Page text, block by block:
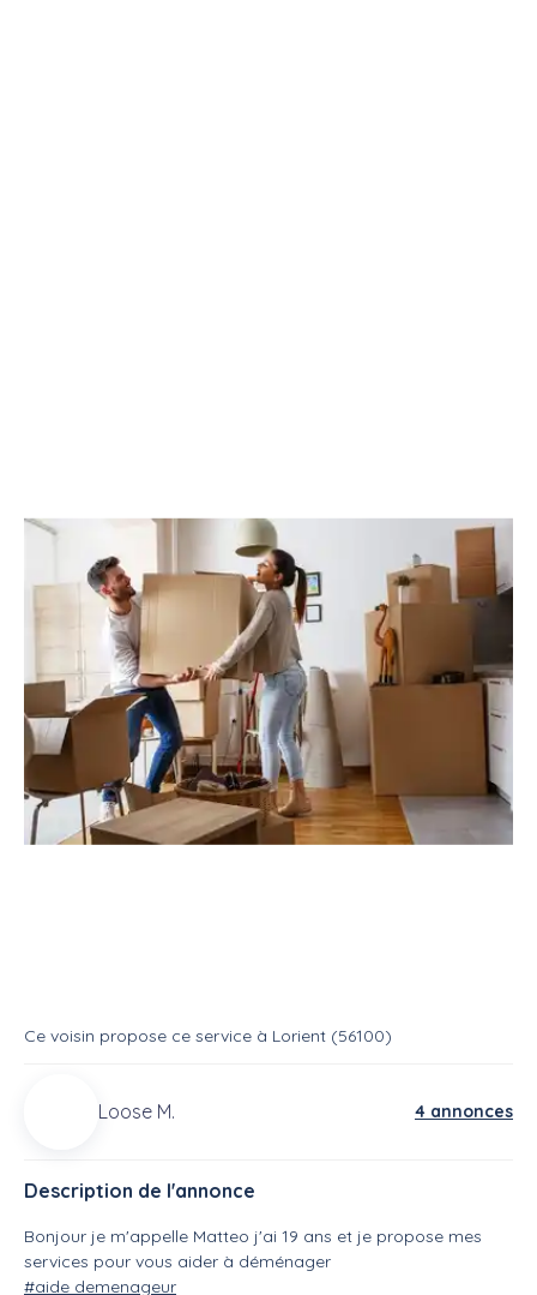
Service Déménagement Aide déménageur
Aide pour déménagement
Service Aide demenageur
Ce voisin propose ce service à Lorient (56100)
Loose M. 4 annonces
Description de l'annonce
Bonjour je m'appelle Matteo j'ai 19 ans et je propose mes
services pour vous aider à déménager
#aide demenageur